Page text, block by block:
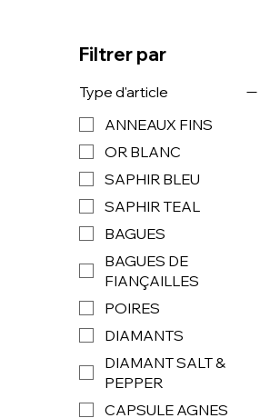
Filtrer par
Type d'article
ANNEAUX FINS
OR BLANC
SAPHIR BLEU
SAPHIR TEAL
BAGUES
BAGUES DE
FIANÇAILLES
POIRES
DIAMANTS
DIAMANT SALT &
PEPPER
CAPSULE AGNES